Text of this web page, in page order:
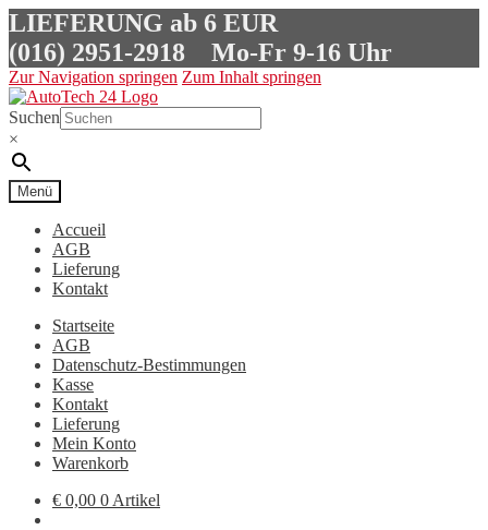
LIEFERUNG ab 6 EUR
(016) 2951-2918 Mo-Fr 9-16 Uhr
Zur Navigation springen Zum Inhalt springen
Suchen
×
Menü
Accueil
AGB
Lieferung
Kontakt
Startseite
AGB
Datenschutz-Bestimmungen
Kasse
Kontakt
Lieferung
Mein Konto
Warenkorb
€ 0,00 0 Artikel